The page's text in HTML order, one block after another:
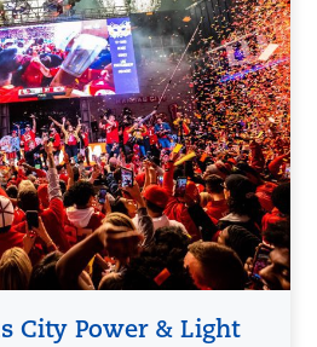
City Power & Light